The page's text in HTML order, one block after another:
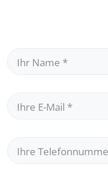
Ihr Name
Ihre E-Mail*
Ihre Telefonnummer